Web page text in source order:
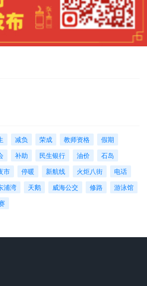
减负 荣成 教师资格
假期
补助 民生银行 油价
石岛
市 停暖 新航线 火炬八街
电话
浦湾 天鹅 威海公交 修路
游泳馆